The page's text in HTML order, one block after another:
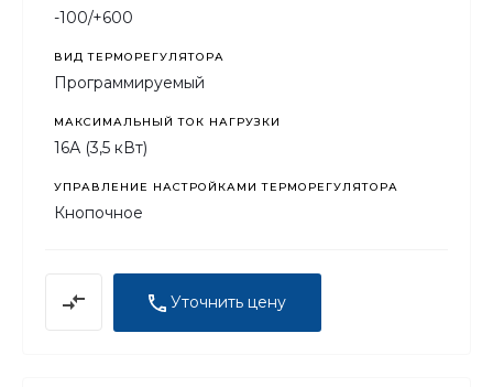
-100/+600
ВИД ТЕРМОРЕГУЛЯТОРА
Программируемый
МАКСИМАЛЬНЫЙ ТОК НАГРУЗКИ
16А (3,5 кВт)
УПРАВЛЕНИЕ НАСТРОЙКАМИ ТЕРМОРЕГУЛЯТОРА
Кнопочное
Уточнить цену